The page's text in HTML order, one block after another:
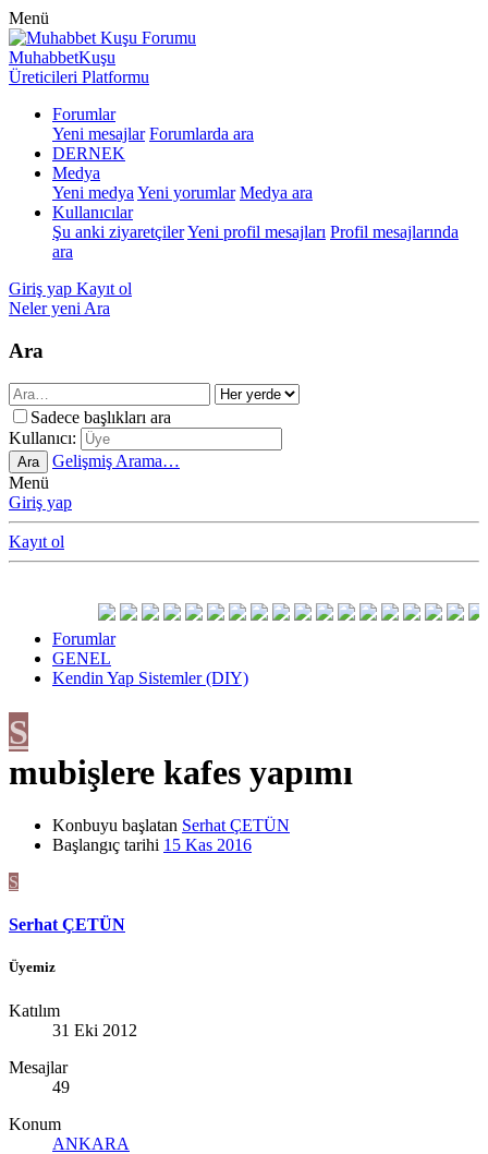
Menü
MuhabbetKuşu
Üreticileri Platformu
Forumlar
Yeni mesajlar Forumlarda ara
DERNEK
Medya
Yeni medya Yeni yorumlar Medya ara
Kullanıcılar
Şu anki ziyaretçilerYeni profil mesajları Profil mesajlarında
ara
Giriş yap Kayıt ol
Neler yeni Ara
Ara
Sadece başlıkları ara
Kullanıcı:
Ara
Gelişmiş Arama…
Menü
Giriş yap
Kayıt ol
Forumlar
GENEL
Kendin Yap Sistemler (DIY)
S
mubişlere kafes yapımı
Konbuyu başlatan Serhat ÇETÜN
Başlangıç tarihi 15 Kas 2016
S
Serhat ÇETÜN
Üyemiz
Katılım
31 Eki 2012
Mesajlar
49
Konum
ANKARA